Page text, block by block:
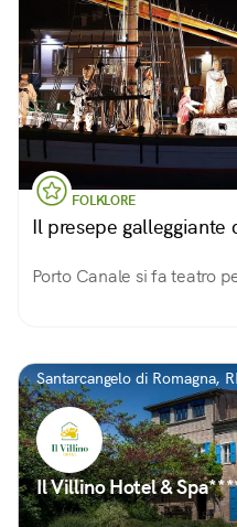
FOLKLORE
Il presepe galleggiante
Porto Canale si fa teatro
Santarcangelo di Romagna,
Il Villino Hotel &